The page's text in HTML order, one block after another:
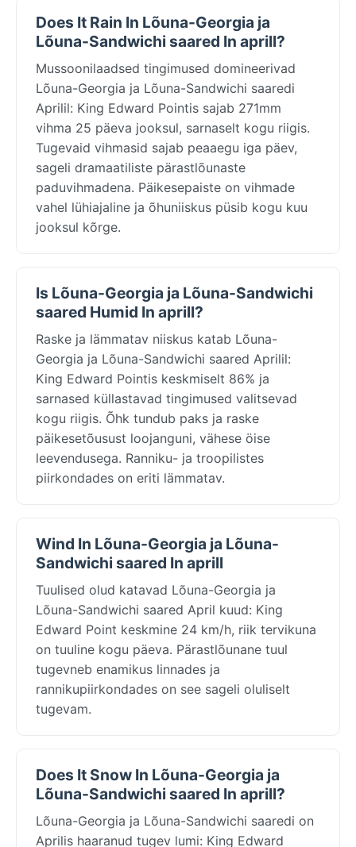
Does It Rain In Lõuna-Georgia ja
Lõuna-Sandwichi saared In aprill?
Mussoonilaadsed tingimused domineerivad
Lõuna-Georgia ja Lõuna-Sandwichi saaredi
Aprilil: King Edward Pointis sajab 271mm
vihma 25 päeva jooksul, sarnaselt kogu riigis.
Tugevaid vihmasid sajab peaaegu iga päev,
sageli dramaatiliste pärastlõunaste
paduvihmadena. Päikesepaiste on vihmade
vahel lühiajaline ja õhuniiskus püsib kogu kuu
jooksul kõrge.
Is Lõuna-Georgia ja Lõuna-Sandwichi
saared Humid In aprill?
Raske ja lämmatav niiskus katab Lõuna-
Georgia ja Lõuna-Sandwichi saared Aprilil:
King Edward Pointis keskmiselt 86% ja
sarnased küllastavad tingimused valitsevad
kogu riigis. Õhk tundub paks ja raske
päikesetõusust loojanguni, vähese öise
leevendusega. Ranniku- ja troopilistes
piirkondades on eriti lämmatav.
Wind In Lõuna-Georgia ja Lõuna-
Sandwichi saared In aprill
Tuulised olud katavad Lõuna-Georgia ja
Lõuna-Sandwichi saared April kuud: King
Edward Point keskmine 24 km/h, riik tervikuna
on tuuline kogu päeva. Pärastlõunane tuul
tugevneb enamikus linnades ja
rannikupiirkondades on see sageli oluliselt
tugevam.
Does It Snow In Lõuna-Georgia ja
Lõuna-Sandwichi saared In aprill?
Lõuna-Georgia ja Lõuna-Sandwichi saaredi on
Aprilis haaranud tugev lumi: King Edward